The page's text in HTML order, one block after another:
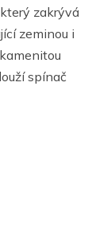
zakrývá
zeminou i
spínač